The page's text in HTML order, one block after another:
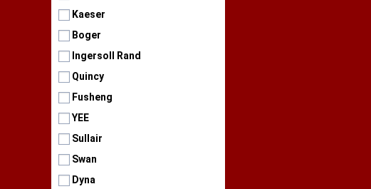
Kaeser
Boger
Ingersoll Rand
Quincy
Fusheng
YEE
Sullair
Swan
Dyna